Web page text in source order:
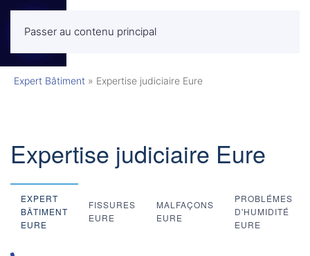
Passer au contenu principalMENU
Expert Bâtiment » Expertise judiciaire Eure
Expertise judiciaire Eure
EXPERT
BÂTIMENT
EURE
FISSURES
EURE
MALFAÇONS
EURE
PROBLÉMES
D'HUMIDITÉ
EURE